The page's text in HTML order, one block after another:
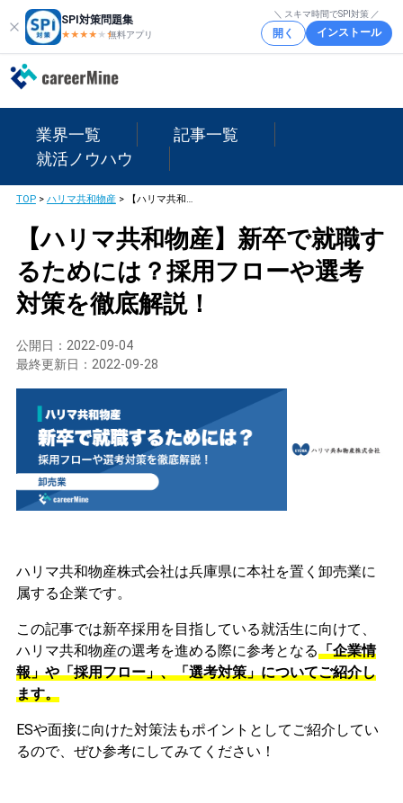
SPI対策問題集
★★★★ ★★
無料アプリ
＼ スキマ時間でSPI対策 ／
開く インストール
業界一覧
記事一覧
就活ノウハウ
TOP> ハリマ共和物産> 【ハリマ共和物産】新卒で就職するためには？採用フローや選考対策を徹底解説！
【ハリマ共和物産】新卒で就職す
るためには？採用フローや選考
対策を徹底解説！
公開日： 2022-09-04
最終更新日： 2022-09-28
ハリマ共和物産株式会社は兵庫県に本社を置く卸売業に
属する企業です。
この記事では新卒採用を目指している就活生に向けて、
ハリマ共和物産の選考を進める際に参考となる「企業情
報」や「採用フロー」、「選考対策」についてご紹介し
ます。
ESや面接に向けた対策法もポイントとしてご紹介してい
るので、ぜひ参考にしてみてください！